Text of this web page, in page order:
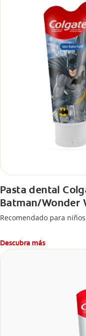
Pasta dental
Batman/Wonder
Recomendado para
Descubra más